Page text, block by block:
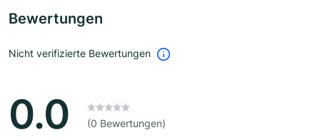
Bewertungen
Nicht verifizierte Bewertungen
0.0 (0 Bewertungen)